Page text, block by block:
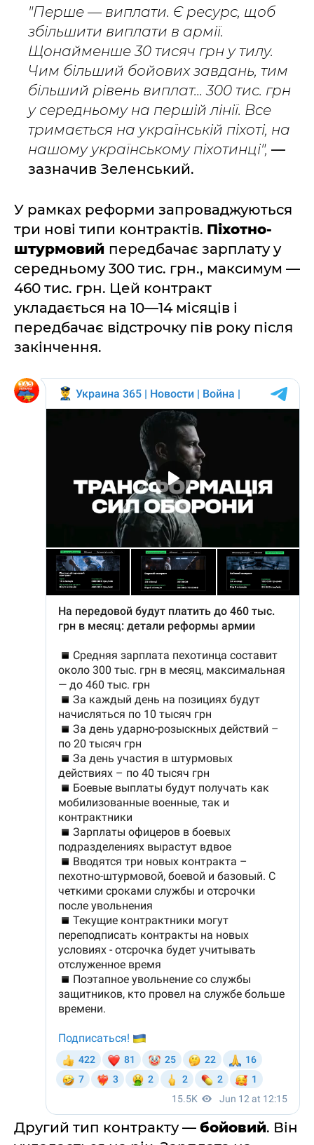
"Перше — виплати. Є ресурс, щоб
збільшити виплати в армії.
Щонайменше 30 тисяч грн у тилу.
Чим більший бойових завдань, тим
більший рівень виплат… 300 тис. грн
у середньому на першій лінії. Все
тримається на українській піхоті, на
нашому українському піхотинці", —
зазначив Зеленський.
У рамках реформи запроваджуються
три нові типи контрактів. Піхотно-
штурмовий передбачає зарплату у
середньому 300 тис. грн., максимум —
460 тис. грн. Цей контракт
укладається на 10—14 місяців і
передбачає відстрочку пів року після
закінчення.
Другий тип контракту — бойовий. Він